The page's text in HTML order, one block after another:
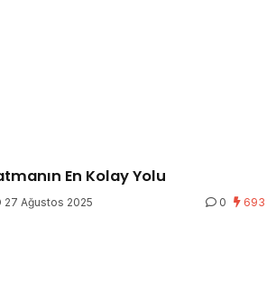
En Kolay Yolu
27 Ağustos 2025 0 693